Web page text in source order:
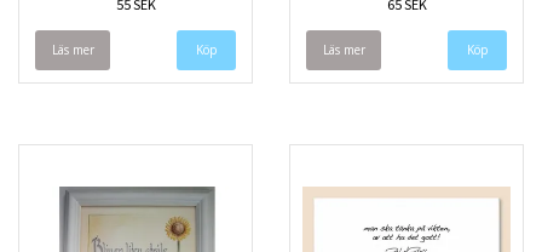
55 SEK
Läs mer
65 SEK
Läs mer